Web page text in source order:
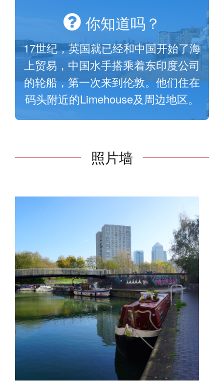
你知道吗？
17世纪，英国就已经和中国开始了海
上贸易，中国水手搭乘着东印度公司
的轮船，第一次来到伦敦。他们住在
码头附近的Limehouse及周边地区。
照片墙